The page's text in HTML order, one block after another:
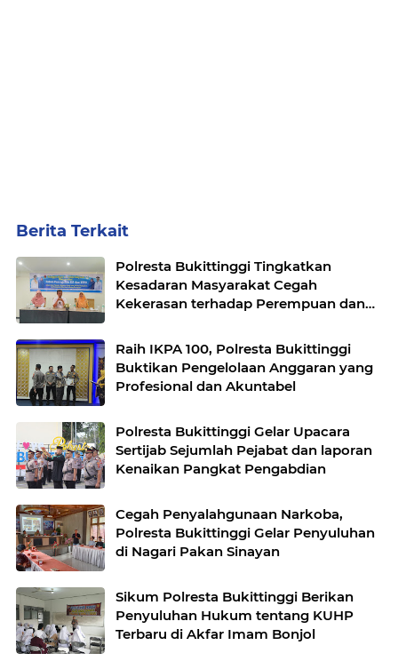
Berita Terkait
Polresta Bukittinggi Tingkatkan
Kesadaran Masyarakat Cegah
Kekerasan terhadap Perempuan dan
Raih IKPA 100, Polresta Bukittinggi
Buktikan Pengelolaan Anggaran yang
Profesional dan Akuntabel
Polresta Bukittinggi Gelar Upacara
Sertijab Sejumlah Pejabat dan laporan
Kenaikan Pangkat Pengabdian
Cegah Penyalahgunaan Narkoba,
Polresta Bukittinggi Gelar Penyuluhan
di Nagari Pakan Sinayan
Sikum Polresta Bukittinggi Berikan
Penyuluhan Hukum tentang KUHP
Terbaru di Akfar Imam Bonjol